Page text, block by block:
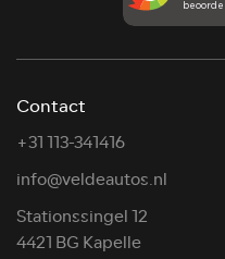
Contact
+31 113-341416
info@veldeautos.nl
Stationssingel 12
4421 BG Kapelle